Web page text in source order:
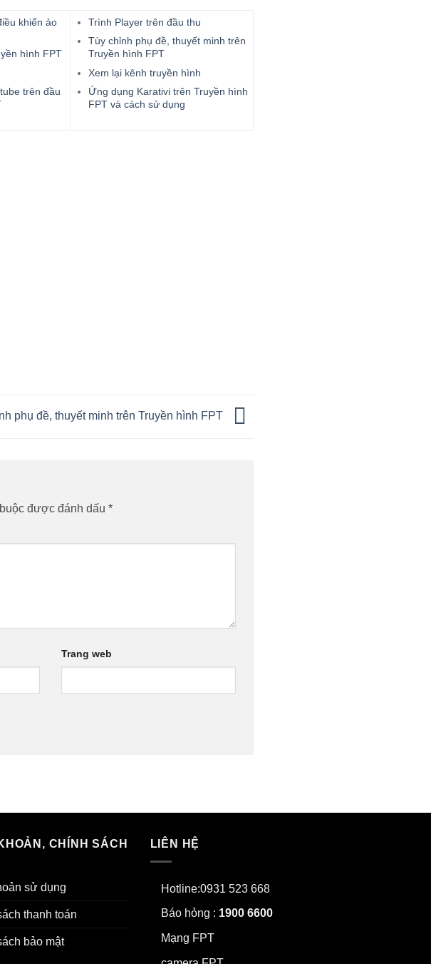
khiển ảo
hình FPT
trên đầu
Trình Player trên đầu thu
Tùy chỉnh phụ đề, thuyết minh trên
Truyền hình FPT
Xem lại kênh truyền hình
Ứng dụng Karativi trên Truyền hình
FPT và cách sử dụng
phụ đề, thuyết minh trên Truyền hình FPT
được đánh dấu *
Trang web
CHÍNH SÁCH
sử dụng
thanh toán
bảo mật
LIÊN HỆ
Hotline:0931 523 668
Báo hỏng : 1900 6600
Mạng FPT